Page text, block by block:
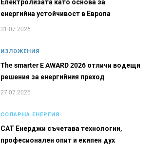
Електролизата като основа за
енергийна устойчивост в Европа
31.07.2026
ИЗЛОЖЕНИЯ
The smarter E AWARD 2026 отличи водещи
решения за енергийния преход
27.07.2026
СОЛАРНА ЕНЕРГИЯ
САТ Енерджи съчетава технологии,
професионален опит и екипен дух